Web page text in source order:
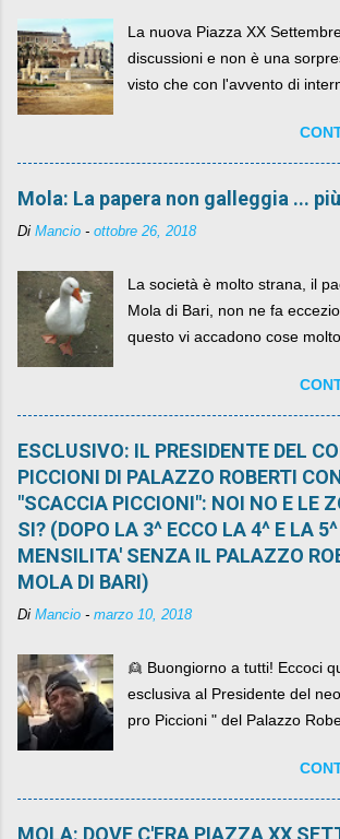
La nuova Piazza XX
discussioni e non è una
visto che con l'avvento di
sua lasciandone anche
Mola: La papera non galleggia ...
Di Mancio - ottobre 26, 2018
La società è molto strana, il
Mola di Bari, non ne fa
questo vi accadono cose
ESCLUSIVO: IL PRESIDENTE DEL
PICCIONI DI PALAZZO ROBERTI
"SCACCIA PICCIONI": NOI NO E LE
SI? (DOPO LA 3^ ECCO LA 4^ E LA 5^
MENSILITA' SENZA IL PALAZZO
MOLA DI BARI)
Di Mancio - marzo 10, 2018
👱 Buongiorno a tutti! Eccoci
esclusiva al Presidente del
pro Piccioni " del Palazzo
come definirlo... signor?....
MOLA: DOVE C'ERA PIAZZA XX